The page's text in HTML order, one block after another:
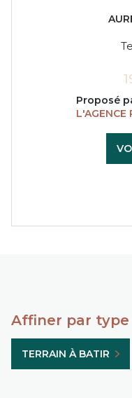
Proposé
L'AGENCE
Affiner par type
TERRAIN À BATIR